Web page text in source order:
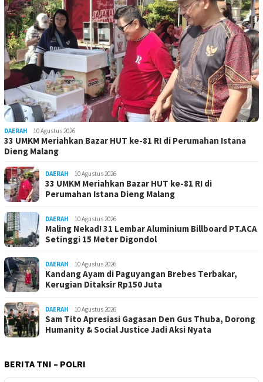
DAERAH 10 Agustus 2026
33 UMKM Meriahkan Bazar HUT ke-81 RI di Perumahan Istana
Dieng Malang
DAERAH 10 Agustus 2026
33 UMKM Meriahkan Bazar HUT ke-81 RI di
Perumahan Istana Dieng Malang
DAERAH 10 Agustus 2026
Maling Nekad! 31 Lembar Aluminium Billboard PT.ACA
Setinggi 15 Meter Digondol
DAERAH 10 Agustus 2026
Kandang Ayam di Paguyangan Brebes Terbakar,
Kerugian Ditaksir Rp150 Juta
DAERAH 10 Agustus 2026
Sam Tito Apresiasi Gagasan Den Gus Thuba, Dorong
Humanity & Social Justice Jadi Aksi Nyata
BERITA TNI – POLRI